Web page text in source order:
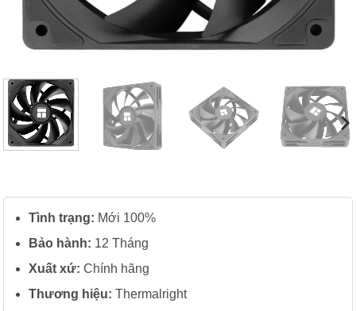
Tình trạng: Mới 100%
Bảo hành: 12 Tháng
Xuấtxứ: Chính hãng
Thương hiệu: Thermalright